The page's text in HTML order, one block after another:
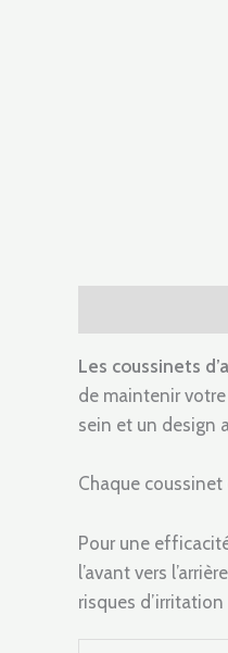
Les coussinets
de maintenir
sein et un design
Chaque
Pour une
l’avant vers
risques